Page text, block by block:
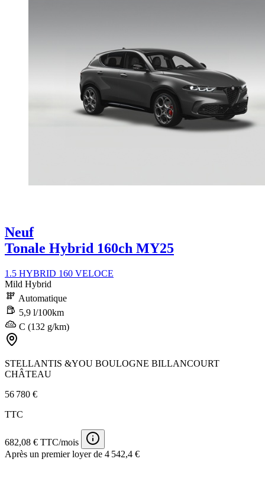
Neuf
Tonale Hybrid 160ch MY25
1.5 HYBRID 160 VELOCE
Mild Hybrid
Automatique
5,9 l/100km
C (132 g/km)
STELLANTIS &YOU BOULOGNE BILLANCOURT
CHÂTEAU
56 780 €
TTC
682,08 € TTC/mois
Après un premier loyer de 4 542,4 €